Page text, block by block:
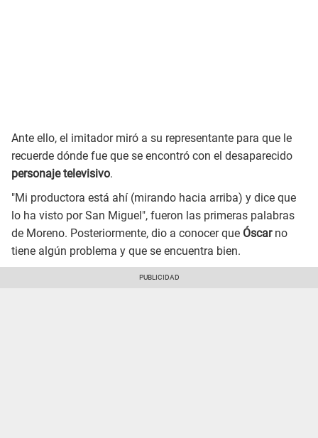
Ante ello, el imitador miró a su representante para que le
recuerde dónde fue que se encontró con el desaparecido
personaje televisivo.
"Mi productora está ahí (mirando hacia arriba) y dice que
lo ha visto por San Miguel", fueron las primeras palabras
de Moreno. Posteriormente, dio a conocer que Óscarno
tiene algún problema y que se encuentra bien.